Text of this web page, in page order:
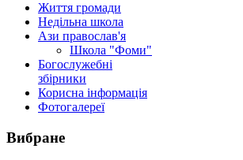
Життя громади
Недільна школа
Ази православ'я
Школа "Фоми"
Богослужебні
збірники
Корисна інформація
Фотогалереї
Вибране